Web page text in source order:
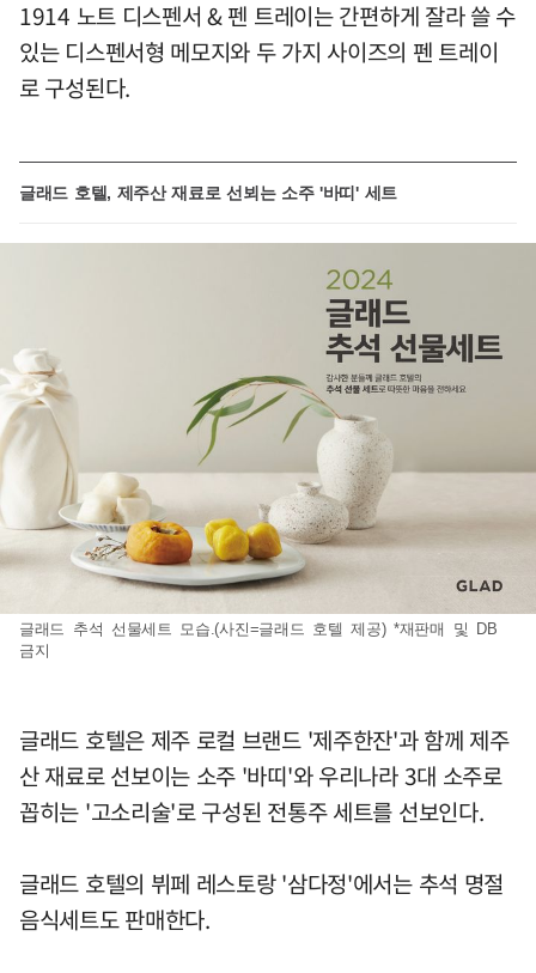
1914 노트 디스펜서 & 펜 트레이는 간편하게 잘라 쓸 수
있는 디스펜서형 메모지와 두 가지 사이즈의 펜 트레이
로 구성된다.
글래드 호텔, 제주산 재료로 선뵈는 소주 '바띠' 세트
글래드 추석 선물세트 모습.(사진=글래드 호텔 제공) *재판매 및 DB
금지
글래드 호텔은 제주 로컬 브랜드 '제주한잔'과 함께 제주
산 재료로 선보이는 소주 '바띠'와 우리나라 3대 소주로
꼽히는 '고소리술'로 구성된 전통주 세트를 선보인다.
글래드 호텔의 뷔페 레스토랑 '삼다정'에서는 추석 명절
음식세트도 판매한다.